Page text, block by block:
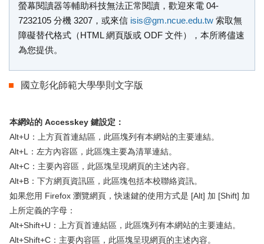
螢幕閱讀器等輔助科技無法正常閱讀，歡迎來電 04-
7232105 分機 3207，或來信 isis@gm.ncue.edu.tw 索取無
障礙替代格式（HTML 網頁版或 ODF 文件），本所將儘速
為您提供。
國立彰化師範大學學則文字版
本網站的 Accesskey 鍵設定：
Alt+U：上方頁首連結區，此區塊列有本網站的主要連結。
Alt+L：左方內容區，此區塊主要為清單連結。
Alt+C：主要內容區，此區塊呈現網頁的主述內容。
Alt+B：下方網頁資訊區，此區塊包括本校聯絡資訊。
如果您用 Firefox 瀏覽網頁，快速鍵的使用方式是 [Alt] 加 [Shift] 加
上所定義的字母：
Alt+Shift+U：上方頁首連結區，此區塊列有本網站的主要連結。
Alt+Shift+C：主要內容區，此區塊呈現網頁的主述內容。